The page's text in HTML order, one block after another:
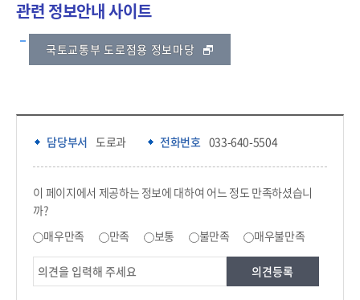
관련 정보안내 사이트
국토교통부 도로점용 정보마당
담당부서 정보 & 컨텐츠 만족도 조사 & 공공저작물 자유이용 허락 표시
담당부서 도로과 전화번호 033-640-5504
이 페이지에서 제공하는 정보에 대하여 어느 정도 만족하셨습니
까?
매우만족 만족 보통 불만족 매우불만족